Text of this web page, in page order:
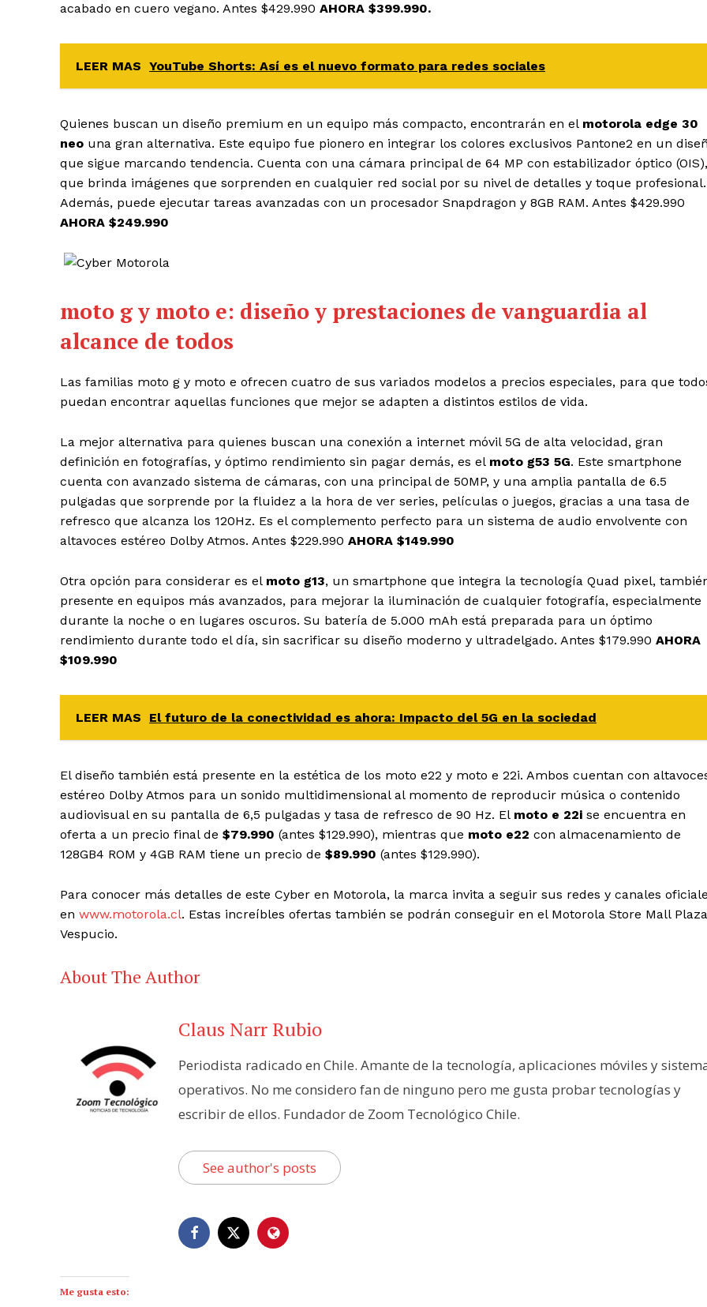
acabado en cuero vegano. Antes $429.990 AHORA $399.990.
LEER MAS YouTube Shorts: Así es el nuevo formato para redes sociales
Quienes buscan un diseño premium en un equipo más compacto, encontrarán en el motorola edge 30
neo una gran alternativa. Este equipo fue pionero en integrar los colores exclusivos Pantone2 en un
que sigue marcando tendencia. Cuenta con una cámara principal de 64 MP con estabilizador óptico (OIS),
que brinda imágenes que sorprenden en cualquier red social por su nivel de detalles y toque profesional.
Además, puede ejecutar tareas avanzadas con un procesador Snapdragon y 8GB RAM. Antes $429.990
AHORA $249.990
moto g y moto e: diseño y prestaciones de vanguardia al
alcance de todos
Las familias moto g y moto e ofrecen cuatro de sus variados modelos a precios especiales, para que
puedan encontrar aquellas funciones que mejor se adapten a distintos estilos de vida.
La mejor alternativa para quienes buscan una conexión a internet móvil 5G de alta velocidad, gran
definición en fotografías, y óptimo rendimiento sin pagar demás, es el moto g53 5G. Este smartphone
cuenta con avanzado sistema de cámaras, con una principal de 50MP, y una amplia pantalla de 6.5
pulgadas que sorprende por la fluidez a la hora de ver series, películas o juegos, gracias a una tasa de
refresco que alcanza los 120Hz. Es el complemento perfecto para un sistema de audio envolvente con
altavoces estéreo Dolby Atmos. Antes $229.990 AHORA $149.990
Otra opción para considerar es el moto g13, un smartphone que integra la tecnología Quad pixel,
presente en equipos más avanzados, para mejorar la iluminación de cualquier fotografía, especialmente
durante la noche o en lugares oscuros. Su batería de 5.000 mAh está preparada para un óptimo
rendimiento durante todo el día, sin sacrificar su diseño moderno y ultradelgado. Antes $179.990 AHORA
$109.990
LEER MAS El futuro de la conectividad es ahora: Impacto del 5G en la sociedad
El diseño también está presente en la estética de los moto e22 y moto e 22i. Ambos cuentan con
estéreo Dolby Atmos para un sonido multidimensional al momento de reproducir música o contenido
audiovisual en su pantalla de 6,5 pulgadas y tasa de refresco de 90 Hz. El moto e 22i se encuentra en
oferta a un precio final de $79.990 (antes $129.990), mientras que moto e22 con almacenamiento de
128GB4 ROM y 4GB RAM tiene un precio de $89.990 (antes $129.990).
Para conocer más detalles de este Cyber en Motorola, la marca invita a seguir sus redes y canales
en www.motorola.cl. Estas increíbles ofertas también se podrán conseguir en el Motorola Store Mall Plaza
Vespucio.
About The Author
Claus Narr Rubio
Periodista radicado en Chile. Amante de la tecnología, aplicaciones móviles y
operativos. No me considero fan de ninguno pero me gusta probar tecnologías y
escribir de ellos. Fundador de Zoom Tecnológico Chile.
See author's posts
Me gusta esto: